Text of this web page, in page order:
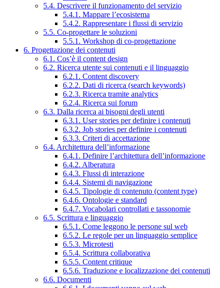
5.4. Descrivere il funzionamento del servizio
5.4.1. Mappare l’ecosistema
5.4.2. Rappresentare i flussi di servizio
5.5. Co-progettare le soluzioni
5.5.1. Workshop di co-progettazione
6. Progettazione dei contenuti
6.1. Cos’è il content design
6.2. Ricerca utente sui contenuti e il linguaggio
6.2.1. Content discovery
6.2.2. Dati di ricerca (search keywords)
6.2.3. Ricerca tramite analytics
6.2.4. Ricerca sui forum
6.3. Dalla ricerca ai bisogni degli utenti
6.3.1. User stories per definire i contenuti
6.3.2. Job stories per definire i contenuti
6.3.3. Criteri di accettazione
6.4. Architettura dell’informazione
6.4.1. Definire l’architettura dell’informazione
6.4.2. Alberatura
6.4.3. Flussi di interazione
6.4.4. Sistemi di navigazione
6.4.5. Tipologie di contenuto (content type)
6.4.6. Ontologie e standard
6.4.7. Vocabolari controllati e tassonomie
6.5. Scrittura e linguaggio
6.5.1. Come leggono le persone sul web
6.5.2. Le regole per un linguaggio semplice
6.5.3. Microtesti
6.5.4. Scrittura collaborativa
6.5.5. Content critique
6.5.6. Traduzione e localizzazione dei contenuti
6.6. Documenti